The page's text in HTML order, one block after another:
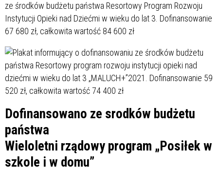
Dofinansowano ze srodków budżetu
państwa
Wieloletni rządowy program „Posiłek w
szkole i w domu”